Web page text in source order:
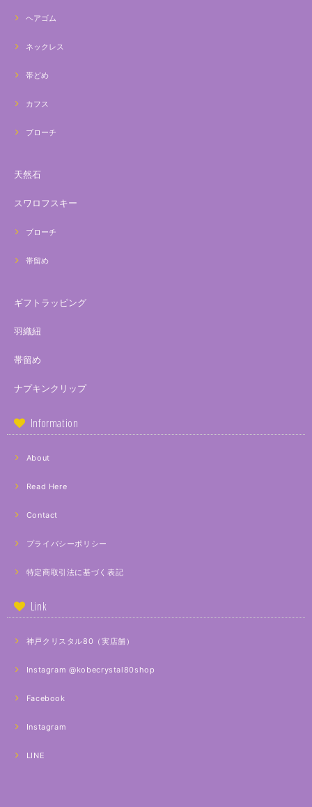
ヘアゴム
ネックレス
帯どめ
カフス
ブローチ
天然石
スワロフスキー
ブローチ
帯留め
ギフトラッピング
羽織紐
帯留め
ナプキンクリップ
Information
About
Read Here
Contact
プライバシーポリシー
特定商取引法に基づく表記
Link
神戸クリスタル80（実店舗）
Instagram @kobecrystal80shop
Facebook
Instagram
LINE